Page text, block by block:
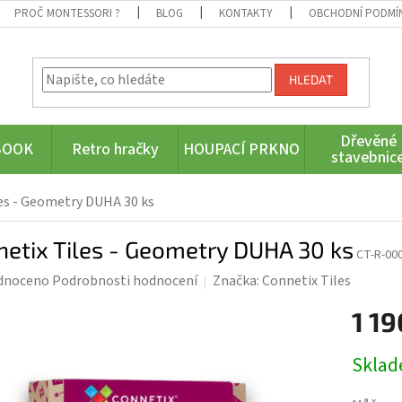
PROČ MONTESSORI ? BLOG KONTAKTY OBCHODNÍ
HLEDAT
Retro hračky HOUPACÍ PRKNO Dřevěné
- Geometry DUHA 30 ks
Tiles - Geometry DUHA 30 ks CT-R-
Podrobnosti hodnocení Značka:Connetix Tiles
1
cena: